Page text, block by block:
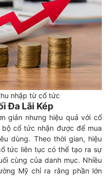
nhập từ cổ tức
Đa Lãi Kép
giản nhưng hiệu quả với cổ
cổ tức nhận được để mua
dùng. Theo thời gian, hiệu
tức liên tục có thể tạo ra sự
cùng của danh mục. Nhiều
Mỹ chỉ ra rằng phần lớn